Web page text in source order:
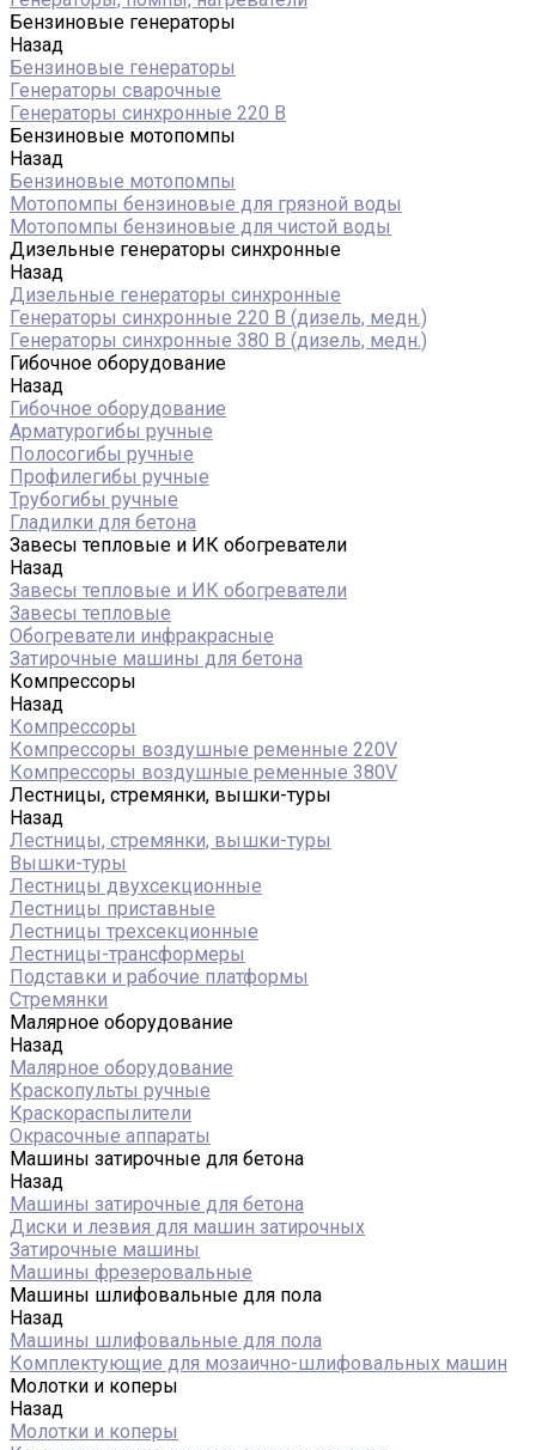
Бензиновые генераторы
Назад
Бензиновые генераторы
Генераторы сварочные
Генераторы синхронные 220 В
Бензиновые мотопомпы
Назад
Бензиновые мотопомпы
Мотопомпы бензиновые для грязной воды
Мотопомпы бензиновые для чистой воды
Дизельные генераторы синхронные
Назад
Дизельные генераторы синхронные
Генераторы синхронные 220 В (дизель, медн.)
Генераторы синхронные 380 В (дизель, медн.)
Гибочное оборудование
Назад
Гибочное оборудование
Арматурогибы ручные
Полосогибы ручные
Профилегибы ручные
Трубогибы ручные
Гладилки для бетона
Завесы тепловые и ИК обогреватели
Назад
Завесы тепловые и ИК обогреватели
Завесы тепловые
Обогреватели инфракрасные
Затирочные машины для бетона
Компрессоры
Назад
Компрессоры
Компрессоры воздушные ременные 220V
Компрессоры воздушные ременные 380V
Лестницы, стремянки, вышки-туры
Назад
Лестницы, стремянки, вышки-туры
Вышки-туры
Лестницы двухсекционные
Лестницы приставные
Лестницы трехсекционные
Лестницы-трансформеры
Подставки и рабочие платформы
Стремянки
Малярное оборудование
Назад
Малярное оборудование
Краскопульты ручные
Краскораспылители
Окрасочные аппараты
Машины затирочные для бетона
Назад
Машины затирочные для бетона
Диски и лезвия для машин затирочных
Затирочные машины
Машины фрезеровальные
Машины шлифовальные для пола
Назад
Машины шлифовальные для пола
Комплектующие для мозаично-шлифовальных машин
Молотки и коперы
Назад
Молотки и коперы